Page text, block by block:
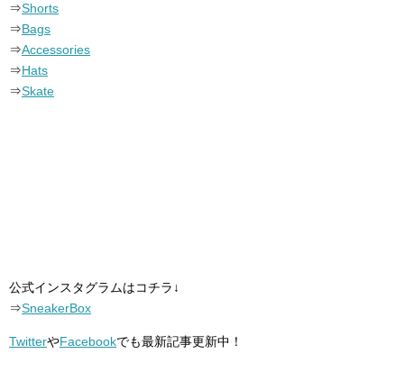
⇒Shorts
⇒Bags
⇒Accessories
⇒Hats
⇒Skate
公式インスタグラムはコチラ↓
⇒SneakerBox
TwitterやFacebookでも最新記事更新中！